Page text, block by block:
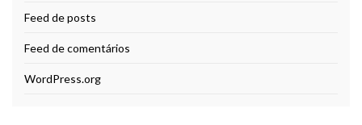
Feed de posts
Feed de comentários
WordPress.org